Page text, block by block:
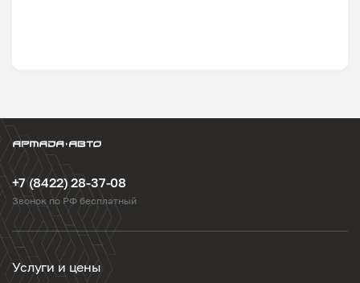
+7 (8422) 28-37-08
Звонок по РФ бесплатный
Услуги и цены